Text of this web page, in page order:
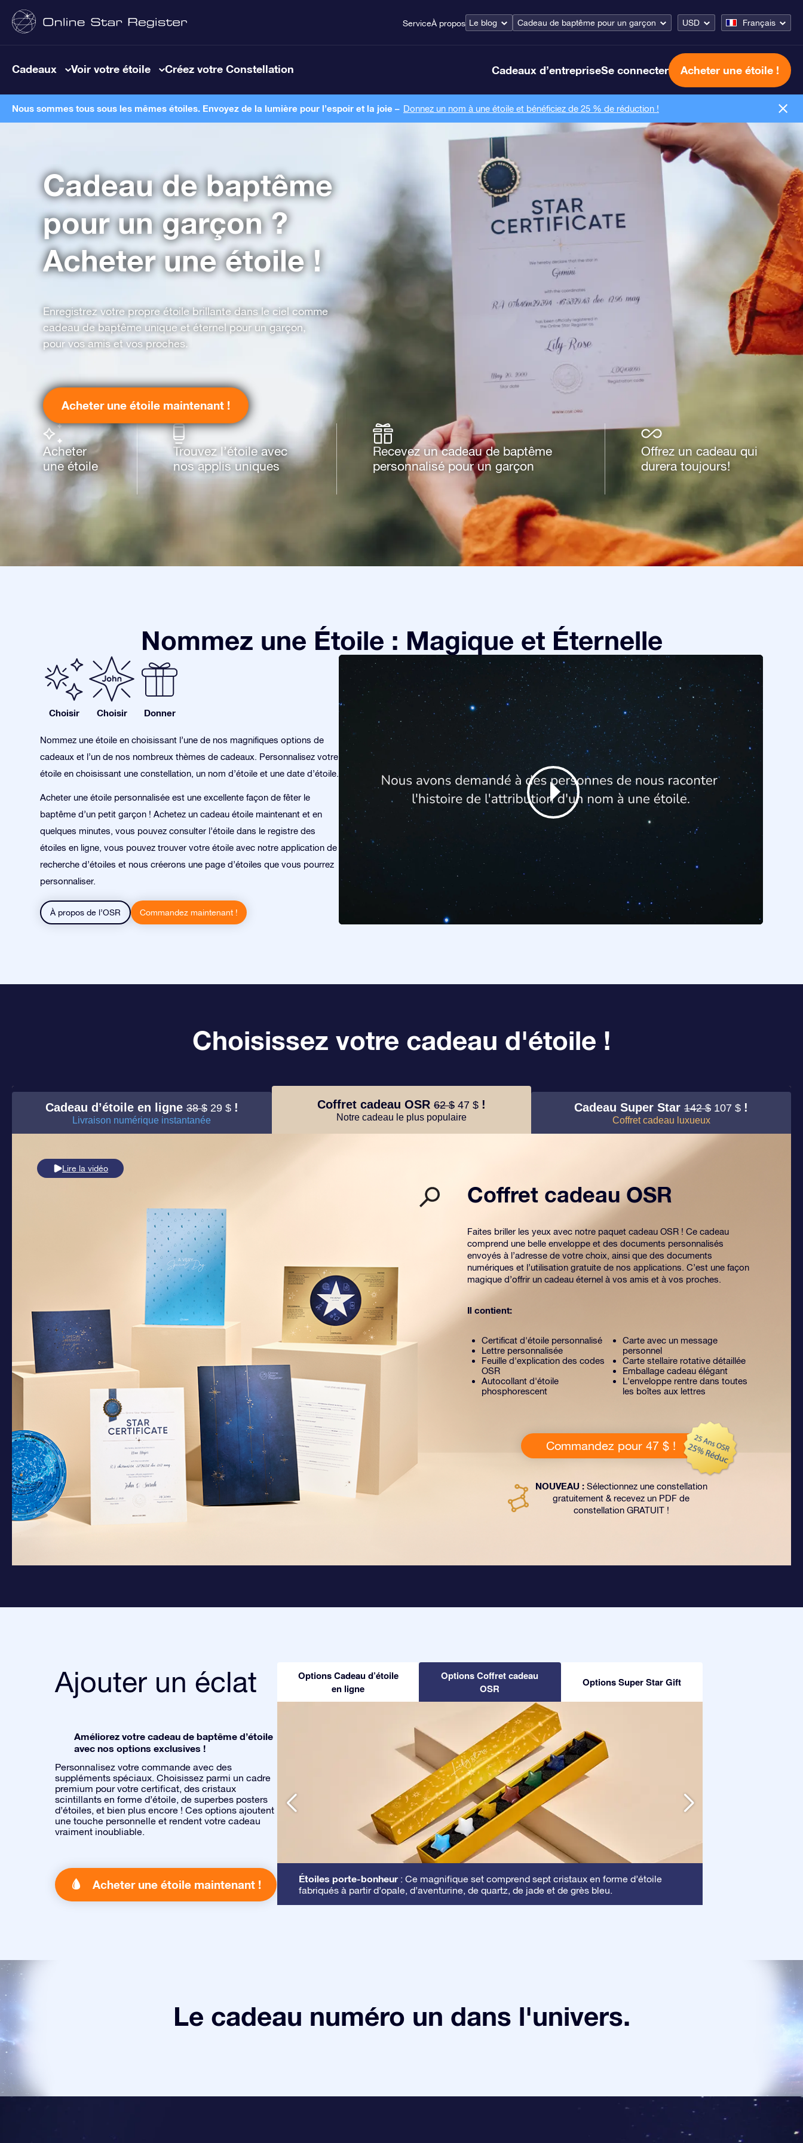
ServiceÀ propos Le blog Cadeau de baptême pour un garçon USD Français
Cadeaux Voir votre étoile Créez votre Constellation Cadeaux d’entrepriseSe connecter Acheter une étoile !
Nous sommes tous sous les mêmes étoiles. Envoyez de la lumière pour l’espoir et la joie – Donnez un nom à une étoile et bénéficiez de 25 % de réduction !
Cadeau de baptême
pour un garçon ?
Acheter une étoile !
Enregistrez votre propre étoile brillante dans le ciel comme
cadeau de baptême unique et éternel pour un garçon,
pour vos amis et vos proches.
Acheter une étoile maintenant !
Acheter
une étoile
Trouvez l’étoile avec
nos applis uniques
Recevez un cadeau de baptême
personnalisé pour un garçon
Offrez un cadeau qui
durera toujours!
Nommez une Étoile : Magique et Éternelle
Choisir Choisir Donner
Nommez une étoile en choisissant l’une de nos magnifiques options de
cadeaux et l’un de nos nombreux thèmes de cadeaux. Personnalisez votre
étoile en choisissant une constellation, un nom d’étoile et une date d’étoile.
Acheter une étoile personnalisée est une excellente façon de fêter le
baptême d’un petit garçon ! Achetez un cadeau étoile maintenant et en
quelques minutes, vous pouvez consulter l’étoile dans le registre des
étoiles en ligne, vous pouvez trouver votre étoile avec notre application de
recherche d’étoiles et nous créerons une page d’étoiles que vous pourrez
personnaliser.
À propos de l’OSR Commandez maintenant !
Choisissez votre cadeau d'étoile !
Cadeau d’étoile en ligne38 $ 29 $ !
Livraison numérique instantanée
Coffret cadeau OSR 62 $ 47 $ !
Notre cadeau le plus populaire
Cadeau Super Star142 $ 107 $ !
Coffret cadeau luxueux
Lire la vidéo
Coffret cadeau OSR
Faites briller les yeux avec notre paquet cadeau OSR ! Ce cadeau
comprend une belle enveloppe et des documents personnalisés
envoyés à l’adresse de votre choix, ainsi que des documents
numériques et l’utilisation gratuite de nos applications. C’est une façon
magique d’offrir un cadeau éternel à vos amis et à vos proches.
Il contient:
Certificat d'étoile personnalisé
Lettre personnalisée
Feuille d'explication des codes
OSR
Autocollant d'étoile
phosphorescent
Carte avec un message
personnel
Carte stellaire rotative détaillée
Emballage cadeau élégant
L'enveloppe rentre dans toutes
les boîtes aux lettres
Commandez pour 47 $ !
NOUVEAU :Sélectionnez une constellation
gratuitement & recevez un PDF de
constellation GRATUIT !
Ajouter un éclat
Améliorez votre cadeau de baptême d’étoile
avec nos options exclusives !
Personnalisez votre commande avec des
suppléments spéciaux. Choisissez parmi un cadre
premium pour votre certificat, des cristaux
scintillants en forme d’étoile, de superbes posters
d’étoiles, et bien plus encore ! Ces options ajoutent
une touche personnelle et rendent votre cadeau
vraiment inoubliable.
Acheter une étoile maintenant !
Options Cadeau d’étoile
en ligne
Options Coffret cadeau
OSR
Options Super Star Gift
Étoiles porte-bonheur: Ce magnifique set comprend sept cristaux en forme d’étoile
fabriqués à partir d’opale, d’aventurine, de quartz, de jade et de grès bleu.
Le cadeau numéro un dans l'univers.